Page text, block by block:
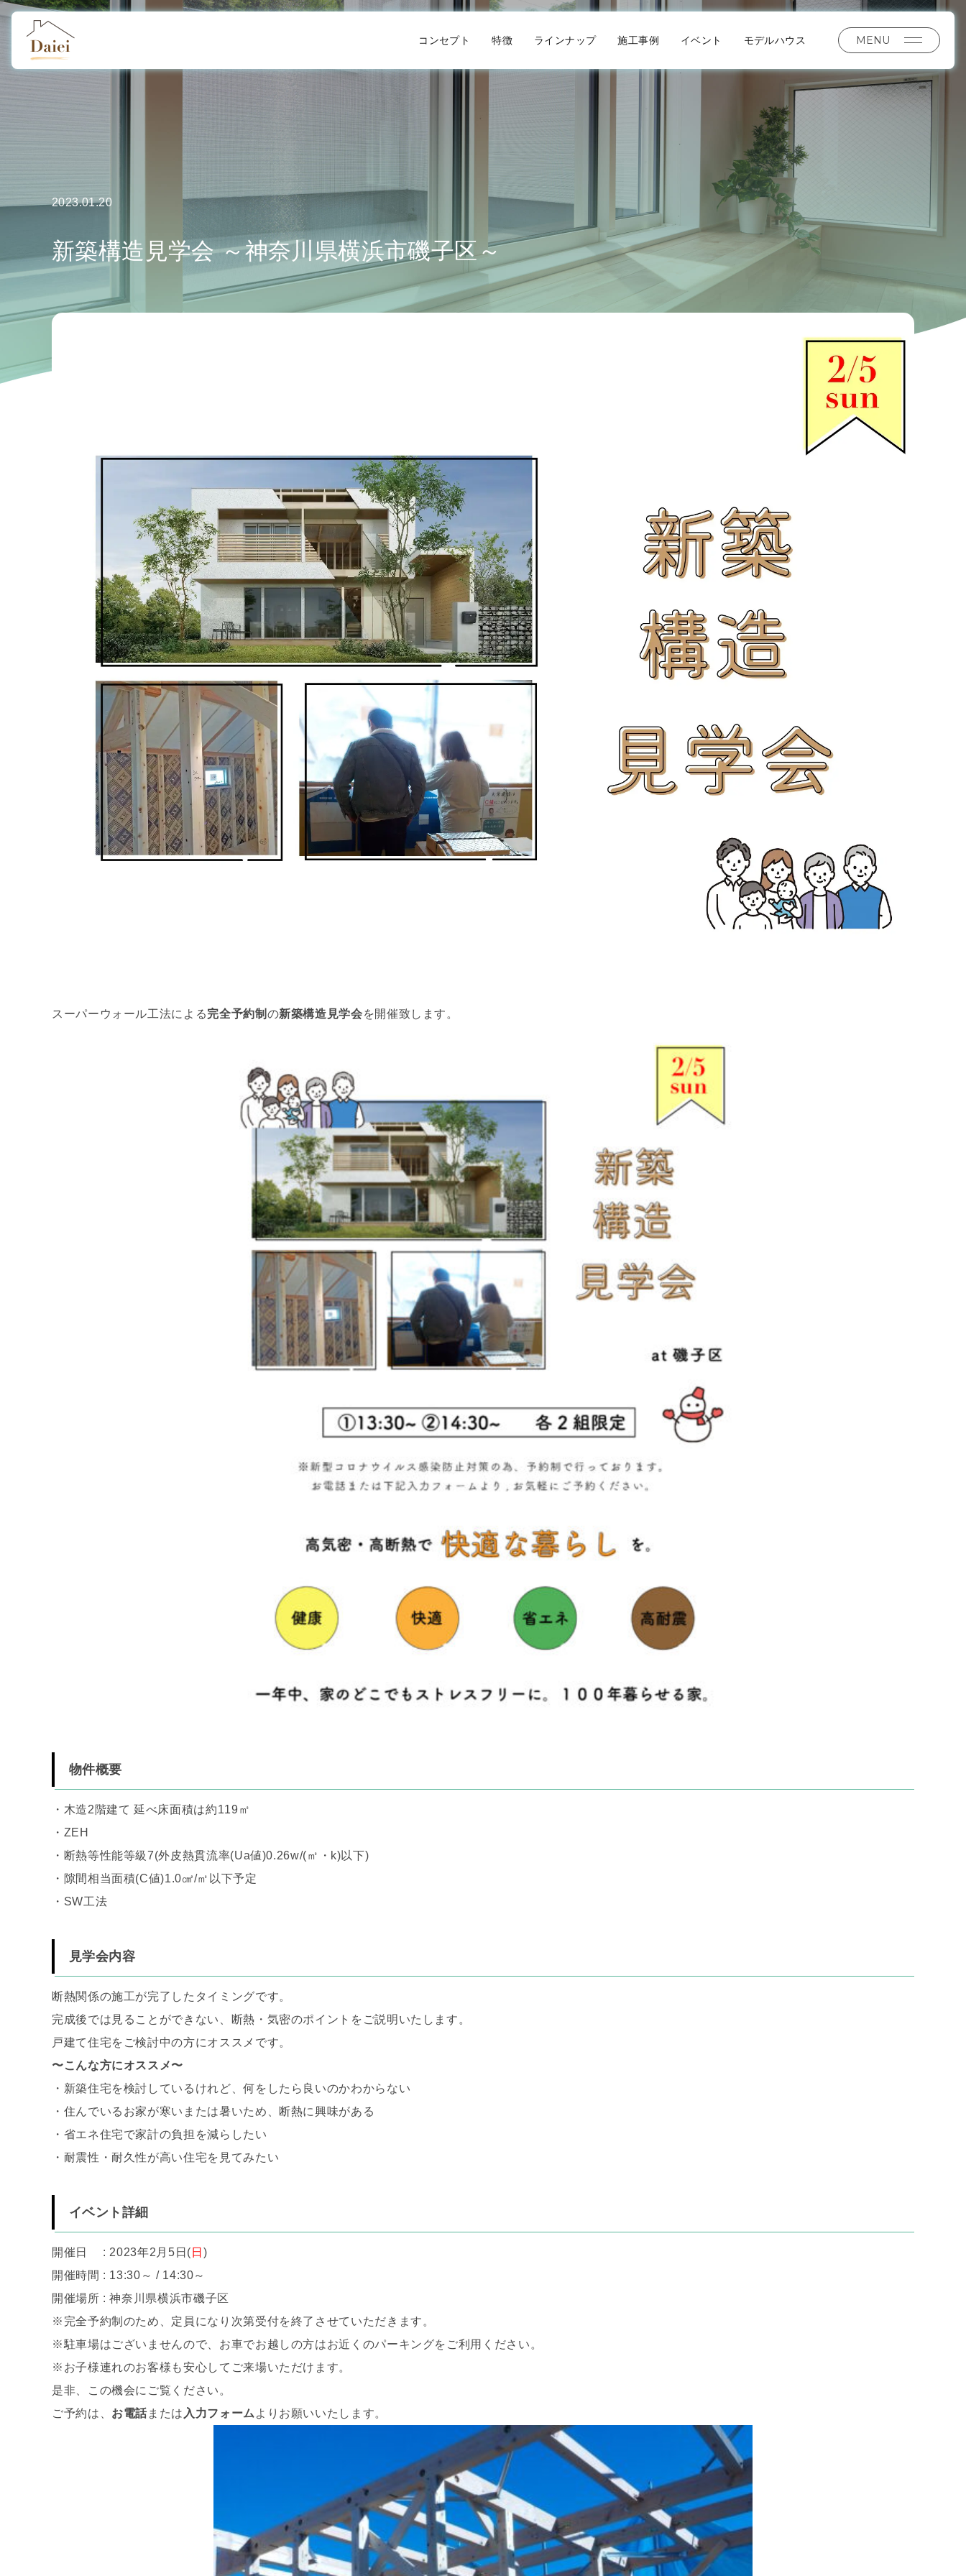
コンセプト 特徴 ラインナップ 施工事例 イベント モデルハウス MENU
2023.01.20
新築構造見学会 ～神奈川県横浜市磯子区～
スーパーウォール工法による完全予約制 の新築構造見学会を開催致します。
物件概要
・木造2階建て 延べ床面積は約119㎡
・ZEH
・断熱等性能等級7(外皮熱貫流率(Ua値)0.26w/(㎡・k)以下)
・隙間相当面積(C値)1.0㎠/㎡以下予定
・SW工法
見学会内容
断熱関係の施工が完了したタイミングです。
完成後では見ることができない、断熱・気密のポイントをご説明いたします。
戸建て住宅をご検討中の方にオススメです。
〜こんな方にオススメ〜
・新築住宅を検討しているけれど、何をしたら良いのかわからない
・住んでいるお家が寒いまたは暑いため、断熱に興味がある
・省エネ住宅で家計の負担を減らしたい
・耐震性・耐久性が高い住宅を見てみたい
イベント詳細
開催日 : 2023年2月5日( 日 )
開催時間 : 13:30～ / 14:30～
開催場所 : 神奈川県横浜市磯子区
※完全予約制のため、定員になり次第受付を終了させていただきます。
※駐車場はございませんので、お車でお越しの方はお近くのパーキングをご利用ください。
※お子様連れのお客様も安心してご来場いただけます。
是非、この機会にご覧ください。
ご予約は、 お電話または 入力フォーム よりお願いいたします。